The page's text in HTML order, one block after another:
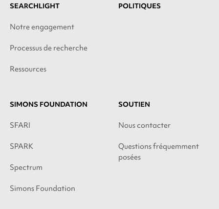
SEARCHLIGHT
Notre engagement
Processus de recherche
Ressources
POLITIQUES
SIMONS FOUNDATION
SFARI
SPARK
Spectrum
Simons Foundation
SOUTIEN
Nous contacter
Questions fréquemment
posées